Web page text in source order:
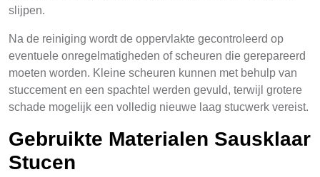
slijpen.
Na de reiniging wordt de oppervlakte gecontroleerd op
eventuele onregelmatigheden of scheuren die gerepareerd
moeten worden. Kleine scheuren kunnen met behulp van
stuccement en een spachtel werden gevuld, terwijl grotere
schade mogelijk een volledig nieuwe laag stucwerk vereist.
Gebruikte Materialen Sausklaar
Stucen